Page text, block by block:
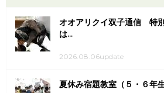
オオアリクイ双子通信 特
は...
2026.08.06update
夏休み宿題教室（５・６年